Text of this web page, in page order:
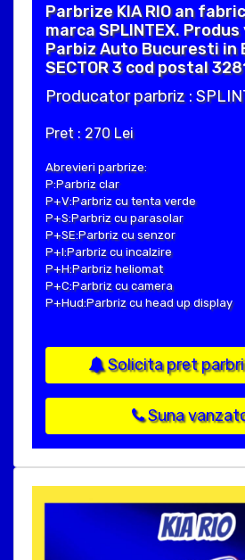
Parbrize KIA RIO an
marca SPLINTEX.
Parbiz Auto Bucuresti in
SECTOR 3 cod postal
Producator parbriz :
Pret : 270 Lei
Abrevieri parbrize:
P:Parbriz clar
P+V:Parbriz cu tenta verde
P+S:Parbriz cu parasolar
P+SE:Parbriz cu senzor
P+I:Parbriz cu incalzire
P+H:Parbriz heliomat
P+C:Parbriz cu camera
P+Hud:Parbriz cu head up display
Solicita pret
Suna